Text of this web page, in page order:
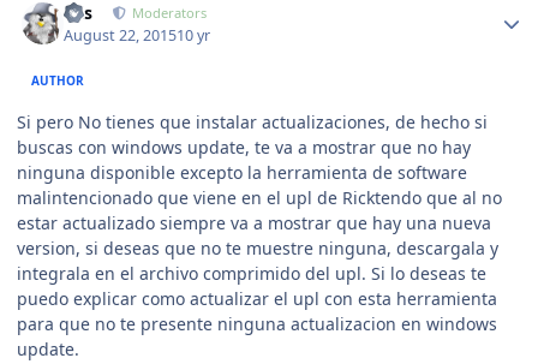
luis Moderators
August 22, 201510 yr
AUTHOR
Si pero No tienes que instalar actualizaciones, de hecho si
buscas con windows update, te va a mostrar que no hay
ninguna disponible excepto la herramienta de software
malintencionado que viene en el upl de Ricktendo que al no
estar actualizado siempre va a mostrar que hay una nueva
version, si deseas que no te muestre ninguna, descargala y
integrala en el archivo comprimido del upl. Si lo deseas te
puedo explicar como actualizar el upl con esta herramienta
para que no te presente ninguna actualizacion en windows
update.